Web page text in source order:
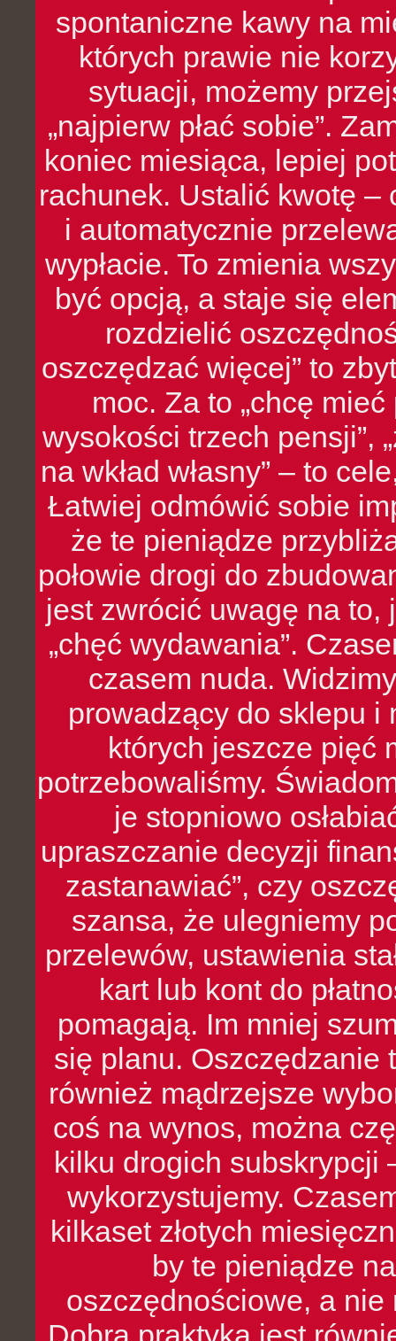
spontaniczne kawy na
których prawie nie
sytuacji, możemy
„najpierw płać sobie”.
koniec miesiąca, lepiej
rachunek. Ustalić kwotę
i automatycznie
wypłacie. To zmienia
być opcją, a staje się
rozdzielić
oszczędzać więcej” to
moc. Za to „chcę
wysokości trzech pensji”,
na wkład własny” – to
Łatwiej odmówić sobie
że te pieniądze
połowie drogi do
jest zwrócić uwagę na to,
„chęć wydawania”.
czasem nuda.
prowadzący do sklepu i
których jeszcze pięć
potrzebowaliśmy.
je stopniowo
upraszczanie decyzji
zastanawiać”, czy
szansa, że ulegniemy
przelewów, ustawienia
kart lub kont do
pomagają. Im mniej
się planu. Oszczędzanie
również mądrzejsze
coś na wynos, można
kilku drogich subskrypcji
wykorzystujemy.
kilkaset złotych
by te pieniądze
oszczędnościowe, a nie